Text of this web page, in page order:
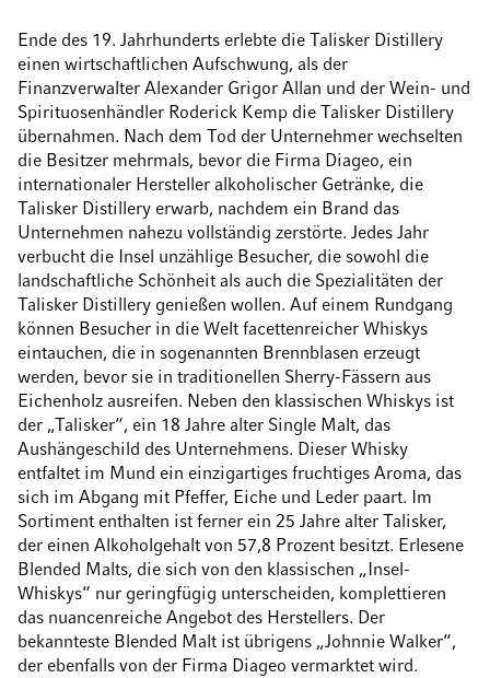
Ende des 19. Jahrhunderts erlebte die Talisker Distillery
einen wirtschaftlichen Aufschwung, als der
Finanzverwalter Alexander Grigor Allan und der Wein- und
Spirituosenhändler Roderick Kemp die Talisker Distillery
übernahmen. Nach dem Tod der Unternehmer wechselten
die Besitzer mehrmals, bevor die Firma Diageo, ein
internationaler Hersteller alkoholischer Getränke, die
Talisker Distillery erwarb, nachdem ein Brand das
Unternehmen nahezu vollständig zerstörte. Jedes Jahr
verbucht die Insel unzählige Besucher, die sowohl die
landschaftliche Schönheit als auch die Spezialitäten der
Talisker Distillery genießen wollen. Auf einem Rundgang
können Besucher in die Welt facettenreicher Whiskys
eintauchen, die in sogenannten Brennblasen erzeugt
werden, bevor sie in traditionellen Sherry-Fässern aus
Eichenholz ausreifen. Neben den klassischen Whiskys ist
der „Talisker“, ein 18 Jahre alter Single Malt, das
Aushängeschild des Unternehmens. Dieser Whisky
entfaltet im Mund ein einzigartiges fruchtiges Aroma, das
sich im Abgang mit Pfeffer, Eiche und Leder paart. Im
Sortiment enthalten ist ferner ein 25 Jahre alter Talisker,
der einen Alkoholgehalt von 57,8 Prozent besitzt. Erlesene
Blended Malts, die sich von den klassischen „Insel-
Whiskys“ nur geringfügig unterscheiden, komplettieren
das nuancenreiche Angebot des Herstellers. Der
bekannteste Blended Malt ist übrigens „Johnnie Walker“,
der ebenfalls von der Firma Diageo vermarktet wird.